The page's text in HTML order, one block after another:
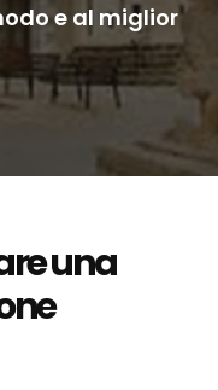
e al miglior
una